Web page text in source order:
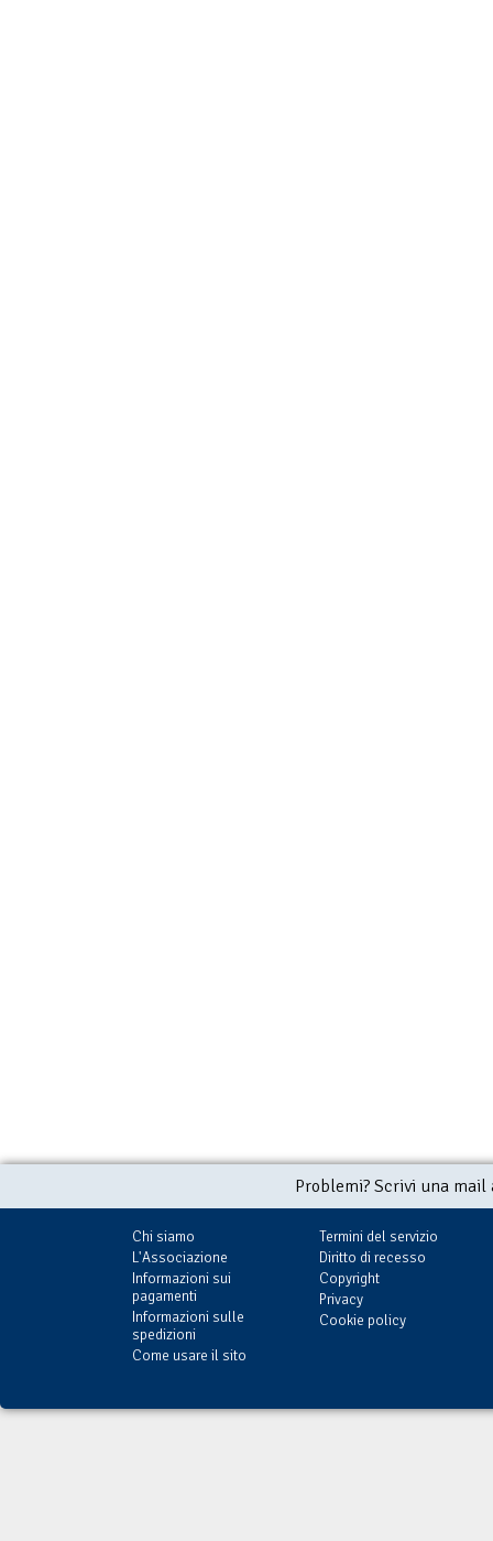
Problemi? Scrivi una
Chi siamo
L'Associazione
Informazioni sui
pagamenti
Informazioni sulle
spedizioni
Come usare il sito
Termini del servizio
Diritto di recesso
Copyright
Privacy
Cookie policy